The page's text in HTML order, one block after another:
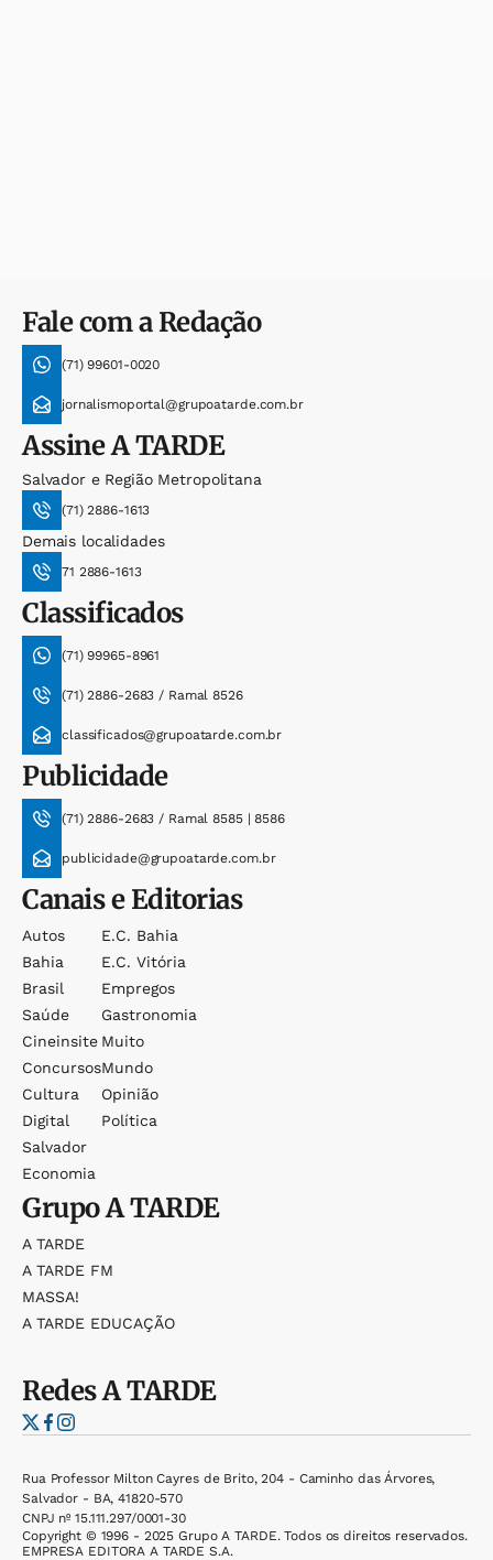
Fale com a Redação
(71) 99601-0020
jornalismoportal@grupoatarde.com.br
AssineA TARDE
Salvador e Região Metropolitana
(71) 2886-1613
Demais localidades
71 2886-1613
Classificados
(71) 99965-8961
(71) 2886-2683 / Ramal 8526
classificados@grupoatarde.com.br
Publicidade
(71) 2886-2683 / Ramal 8585 | 8586
publicidade@grupoatarde.com.br
Canais e Editorias
Autos
Bahia
Brasil
Saúde
Cineinsite
Concursos
Cultura
Digital
Salvador
Economia
E.c. Bahia
E.c. Vitória
Empregos
Gastronomia
Muito
Mundo
Opinião
Política
GrupoA TARDE
A TARDE
A TARDE FM
MASSA!
A TARDE EDUCAÇÃO
RedesA TARDE
Rua Professor Milton Cayres de Brito, 204 - Caminho das Árvores,
Salvador - BA, 41820-570
CNPJ nº 15.111.297/0001-30
Copyright © 1996 - 2025 Grupo A TARDE. Todos os direitos reservados.
EMPRESA EDITORA A TARDE S.A.